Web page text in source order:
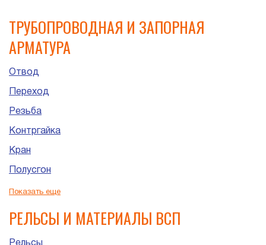
ТРУБОПРОВОДНАЯ И ЗАПОРНАЯ
АРМАТУРА
Отвод
Переход
Резьба
Контргайка
Кран
Полусгон
Сгон
Показать еще
РЕЛЬСЫ И МАТЕРИАЛЫ ВСП
Рельсы